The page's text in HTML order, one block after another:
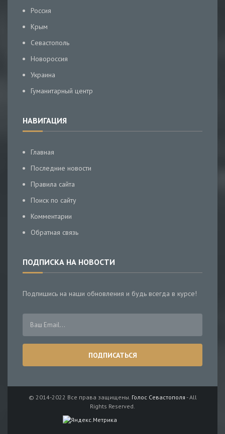
Россия
Крым
Севастополь
Новороссия
Украина
Гуманитарный центр
НАВИГАЦИЯ
Главная
Последние новости
Правила сайта
Поиск по сайту
Комментарии
Обратная связь
ПОДПИСКА НА НОВОСТИ
Подпишись на наши обновления и будь всегда в курсе!
© 2014-2022 Все права защищены. Голос Севастополя - All
Rights Reserved.